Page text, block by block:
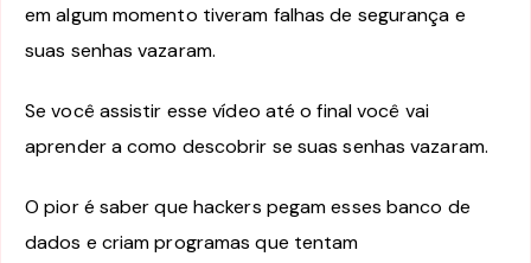
em algum momento tiveram falhas de segurança e
suas senhas vazaram.
Se você assistir esse vídeo até o final você vai
aprender a como descobrir se suas senhas vazaram.
O pior é saber que hackers pegam esses banco de
dados e criam programas que tentam